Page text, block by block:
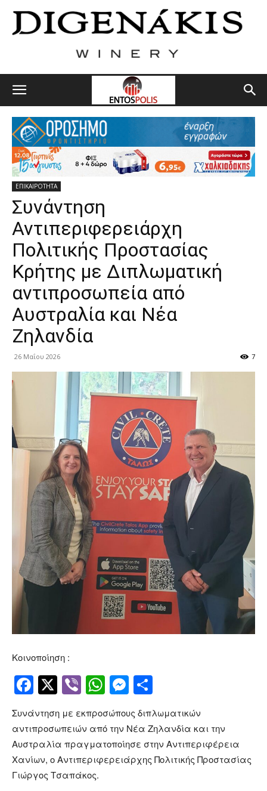
ΕΠΙΚΑΙΡΟΤΗΤΑ
Συνάντηση
Αντιπεριφερειάρχη
Πολιτικής Προστασίας
Κρήτης με Διπλωματική
αντιπροσωπεία από
Αυστραλία και Νέα
Ζηλανδία
26 Μαΐου 2026 7
Κοινοποίηση :
Facebook
Twitter
ViberWhatsApp
Messenger
Συνάντηση με εκπροσώπους διπλωματικών
αντιπροσωπειών από την Νέα Ζηλανδία και την
Αυστραλία πραγματοποίησε στην Αντιπεριφέρεια
Χανίων, ο Αντιπεριφερειάρχης Πολιτικής Προστασίας
Γιώργος Τσαπάκος.